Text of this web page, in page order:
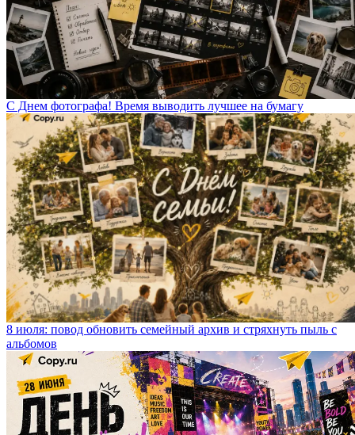
С Днем фотографа! Время выводить лучшее на бумагу
8 июля: повод обновить семейный архив и стряхнуть пыль с
альбомов